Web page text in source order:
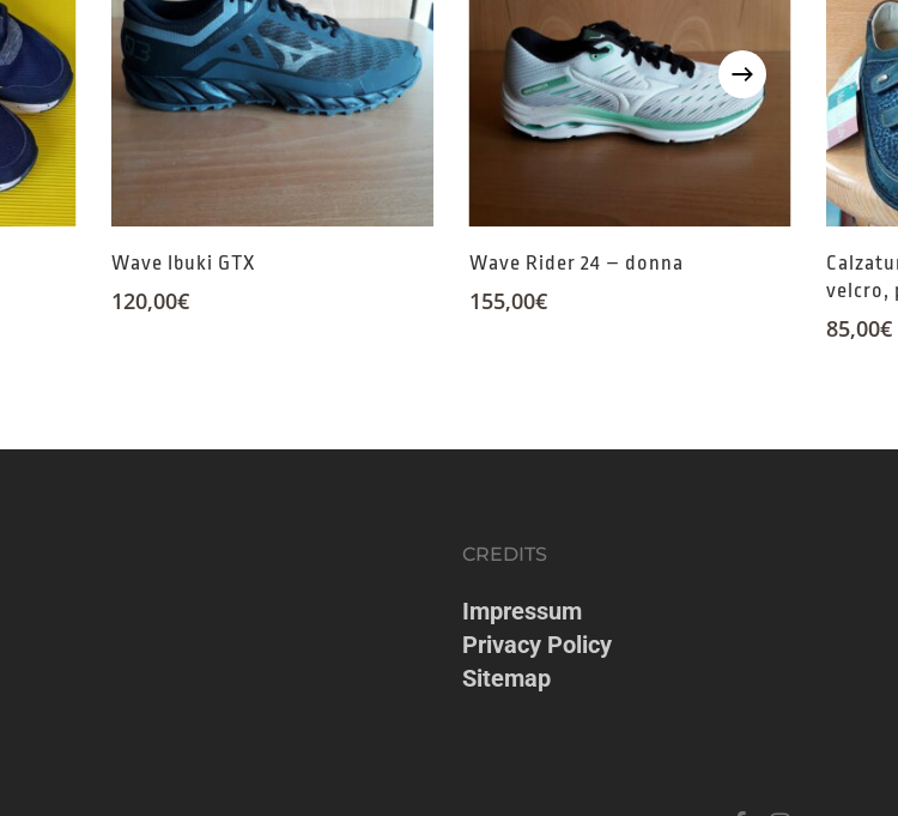
Wave Ibuki GTX
120,00€
Wave Rider 24 – donna
155,00€
velcro,
85,00€
CREDITS
Impressum
Privacy Policy
Sitemap